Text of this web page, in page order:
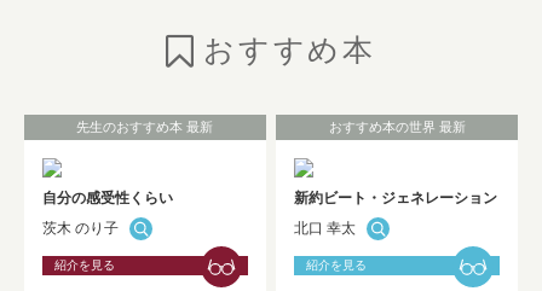
お知らせ
（No.325★2026 Summer）
NEW!
2026年7月1日
HONTAN黒板展示が更新されました！！
NEW!
おすすめ本
先生のおすすめ本 最新
自分の感受性くらい
茨木 のり子
紹介を見る
おすすめ本の世界 最新
新約ビート・ジェネレーション
北口 幸太
紹介を見る